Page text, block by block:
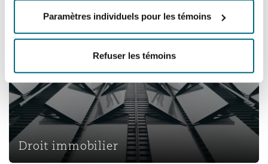
Paramètres individuels pour les témoins
Refuser les témoins
Droit des sociétés
Droit immobilier